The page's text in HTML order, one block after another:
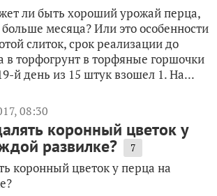
ли быть хороший урожай перца,
месяца? Или это особенности
слиток, срок реализации до
в торфогрунт в торфяные горшочки
й день из 15 штук взошел 1. На...
08:30
коронный цветок у
развилке? 7
коронный цветок у перца на